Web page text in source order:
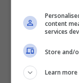
tornerà nel
prossima
content
services
Store and/
Learn more